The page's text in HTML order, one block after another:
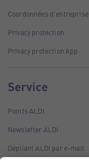
Coordonnées d'entreprise
Privacy protection
Privacy protection App
Service
Points ALDI
Newsletter ALDI
Dépliant ALDI par e-mail